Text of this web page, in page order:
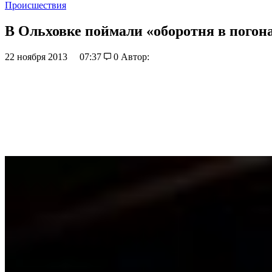
Происшествия
В Ольховке поймали «оборотня в
22 ноября 2013 07:37 0 Автор: